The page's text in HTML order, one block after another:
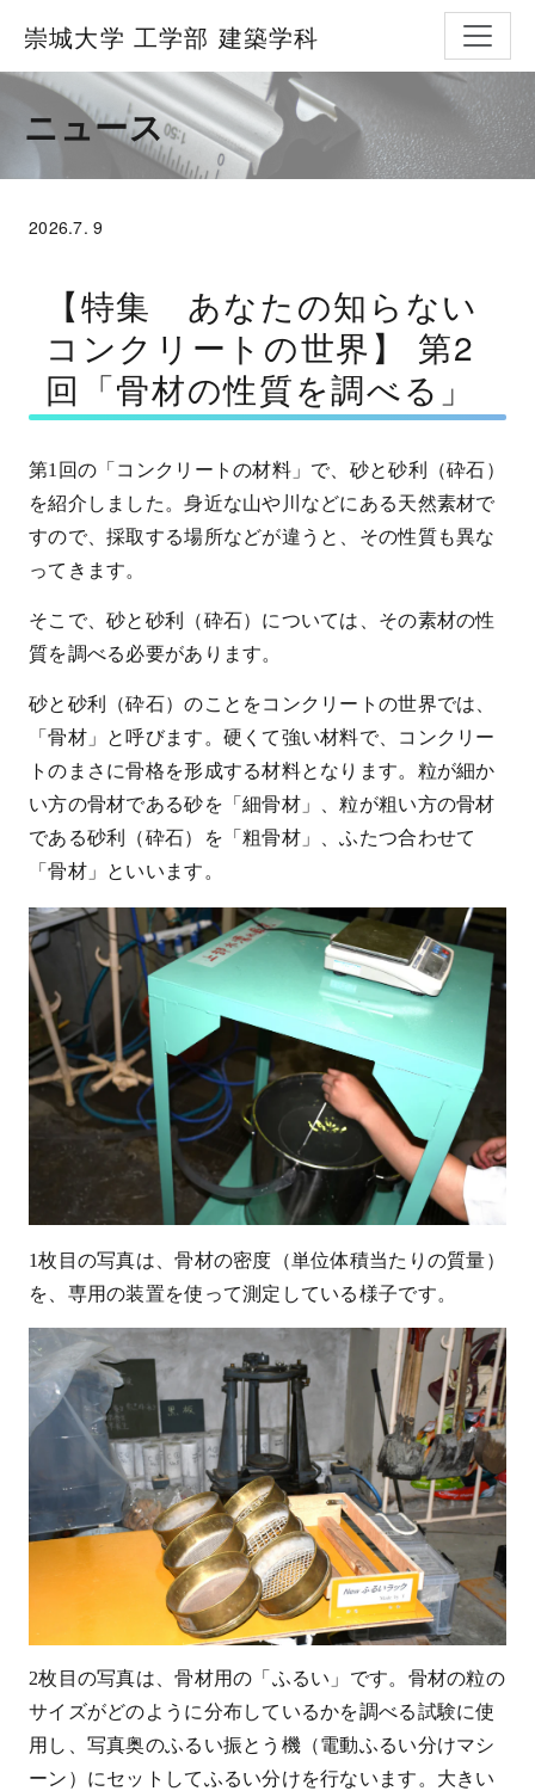
ナビ
崇城大学 工学部 建築学科
ニュース
2026.7. 9
【特集 あなたの知らない
コンクリートの世界】 第2
回「骨材の性質を調べる」
第1 回の「コンクリートの材料」で、砂と砂利（砕石）
を紹介しました。身近な山や川などにある天然素材で
すので、採取する場所などが違うと、その性質も異な
ってきます。
そこで、砂と砂利（砕石）については、その素材の性
質を調べる必要があります。
砂と砂利（砕石）のことをコンクリートの世界では、
「骨材」と呼びます。硬くて強い材料で、コンクリー
トのまさに骨格を形成する材料となります。粒が細か
い方の骨材である砂を「細骨材」、粒が粗い方の骨材
である砂利（砕石）を「粗骨材」、ふたつ合わせて
「骨材」といいます。
1枚目の写真は、骨材の密度（単位体積当たりの質量）
を、専用の装置を使って測定している様子です。
2枚目の写真は、骨材用の「ふるい」です。骨材の粒の
サイズがどのように分布しているかを調べる試験に使
用し、写真奥のふるい振とう機（電動ふるい分けマシ
ーン）にセットしてふるい分けを行ないます。大きい